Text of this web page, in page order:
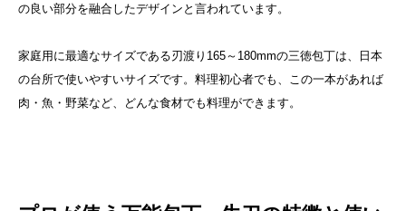
の良い部分を融合したデザインと言われています。
家庭用に最適なサイズである刃渡り165～180mmの三徳包丁は、日本
の台所で使いやすいサイズです。料理初心者でも、この一本があれば
肉・魚・野菜など、どんな食材でも料理ができます。